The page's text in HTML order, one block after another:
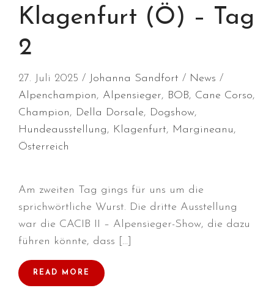
Durchmarsch und Urlaubsgefühle
in Hallbergmoos (D)!
Voller Erfolg in Arnhem (NL)!
Zino Della Dorsale sucht ein
Klagenfurt (Ö) – Tag
2
27. Juli 2025 Johanna Sandfort
News
Alpenchampion, Alpensieger, BOB, Cane Corso,
Champion, Della Dorsale, Dogshow,
Hundeausstellung, Klagenfurt, Margineanu,
Österreich
Am zweiten Tag gings für uns um die
sprichwörtliche Wurst. Die dritte Ausstellung
war die CACIB II – Alpensieger-Show, die dazu
führen könnte, dass […]
READ MORE